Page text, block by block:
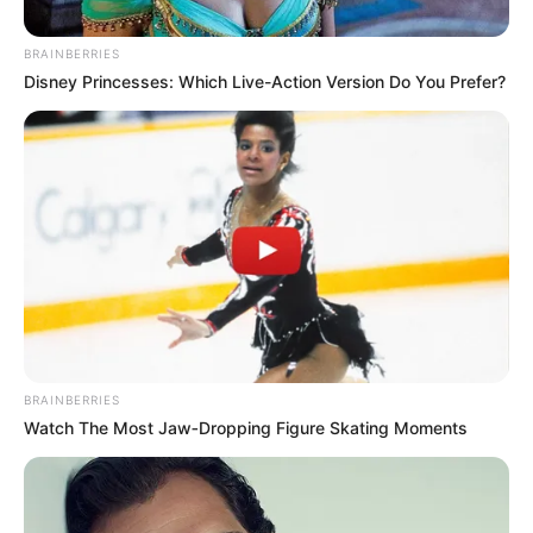
BRAINBERRIES
Disney Princesses: Which Live-Action Version Do You Prefer?
BRAINBERRIES
Watch The Most Jaw‑Dropping Figure Skating Moments